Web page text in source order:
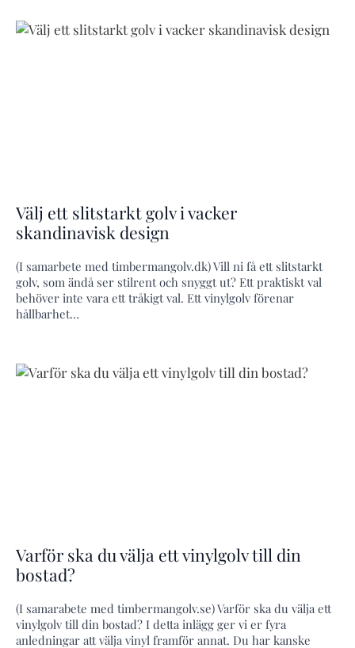
Välj ett slitstarkt golv i vacker
skandinavisk design
(I samarbete med timbermangolv.dk) Vill ni få ett slitstarkt
golv, som ändå ser stilrent och snyggt ut? Ett praktiskt val
behöver inte vara ett tråkigt val. Ett vinylgolv förenar
hållbarhet…
Varför ska du välja ett vinylgolv till din
bostad?
(I samarabete med timbermangolv.se) Varför ska du välja ett
vinylgolv till din bostad? I detta inlägg ger vi er fyra
anledningar att välja vinyl framför annat. Du har kanske